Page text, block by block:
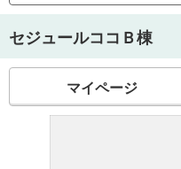
セジュールココＢ棟
マイページ